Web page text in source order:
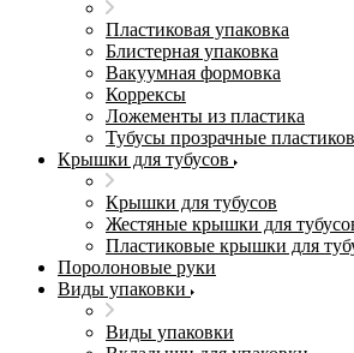
Пластиковая упаковка
Блистерная упаковка
Вакуумная формовка
Коррексы
Ложементы из пластика
Тубусы прозрачные
Крышки для тубусов
Крышки для тубусов
Жестяные крышки для
Пластиковые крышки для
Поролоновые руки
Виды упаковки
Виды упаковки